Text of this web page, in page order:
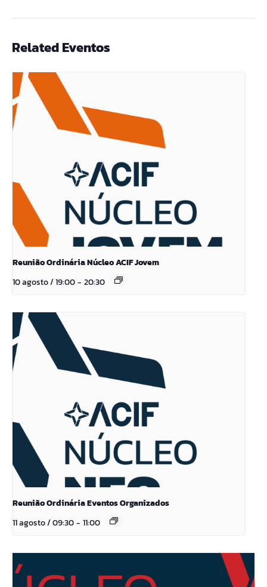
Related Eventos
Reunião Ordinária Núcleo ACIF Jovem
10 agosto / 19:00- 20:30
Reunião Ordinária Eventos Organizados
11 agosto / 09:30- 11:00